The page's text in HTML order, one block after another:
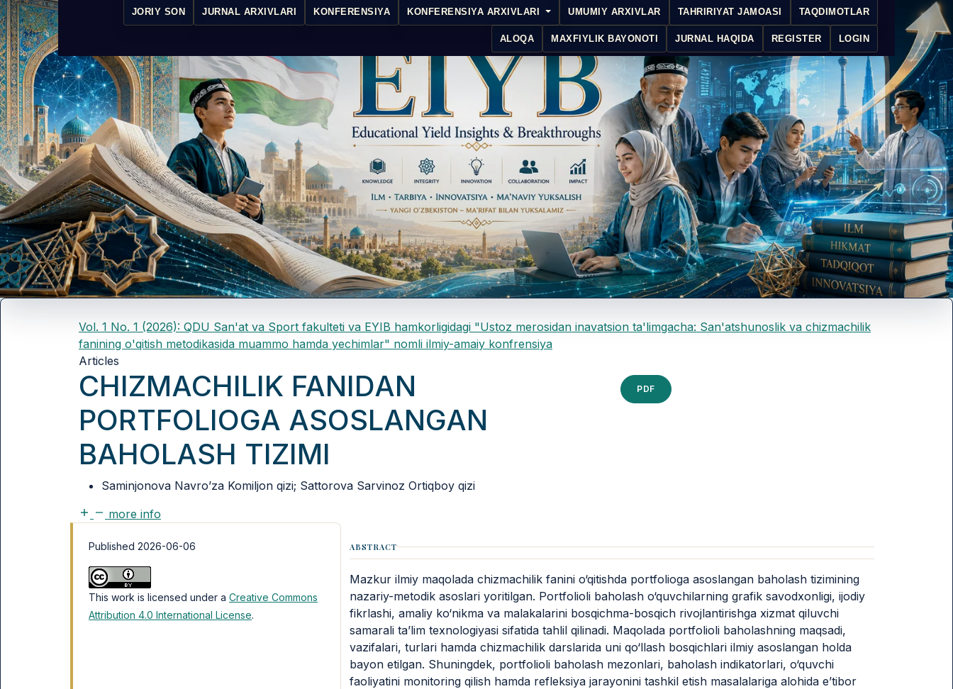
JORIY SON JURNAL ARXIVLARI KONFERENSIYA KONFERENSIYA ARXIVLARI UMUMIY ARXIVLAR TAHRIRIYAT JAMOASI TAQDIMOTLAR
ALOQA MAXFIYLIK BAYONOTI JURNAL HAQIDA REGISTER LOGIN
Vol. 1 No. 1 (2026): QDU San'at va Sport fakulteti va EYIB hamkorligidagi "Ustoz merosidan inavatsion ta'limgacha: San'atshunoslik va chizmachilik
fanining o'qitish metodikasida muammo hamda yechimlar" nomli ilmiy-amaiy konfrensiya
Articles
CHIZMACHILIK FANIDAN
PORTFOLIOGA ASOSLANGAN
BAHOLASH TIZIMI
PDF
Saminjonova Navro’za Komiljon qizi; Sattorova Sarvinoz Ortiqboy qizi
more info
Published 2026-06-06
This work is licensed under a Creative Commons
Attribution 4.0 International License.
ABSTRACT
Mazkur ilmiy maqolada chizmachilik fanini o‘qitishda portfolioga asoslangan baholash tizimining
nazariy-metodik asoslari yoritilgan. Portfolioli baholash o‘quvchilarning grafik savodxonligi, ijodiy
fikrlashi, amaliy ko‘nikma va malakalarini bosqichma-bosqich rivojlantirishga xizmat qiluvchi
samarali ta’lim texnologiyasi sifatida tahlil qilinadi. Maqolada portfolioli baholashning maqsadi,
vazifalari, turlari hamda chizmachilik darslarida uni qo‘llash bosqichlari ilmiy asoslangan holda
bayon etilgan. Shuningdek, portfolioli baholash mezonlari, baholash indikatorlari, o‘quvchi
faoliyatini monitoring qilish hamda refleksiya jarayonini tashkil etish masalalariga alohida e’tibor